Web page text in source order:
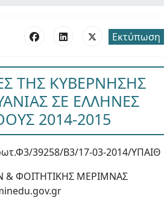
Εκτύπωση
ΤΗΣ ΚΥΒΕΡΝΗΣΗΣ
ΣΕ ΕΛΛΗΝΕΣ
2014-2015
39258/Β3/17-03-2014/ΥΠΑΙΘ
& ΦΟΙΤΗΤΙΚΗΣ ΜΕΡΙΜΝΑΣ